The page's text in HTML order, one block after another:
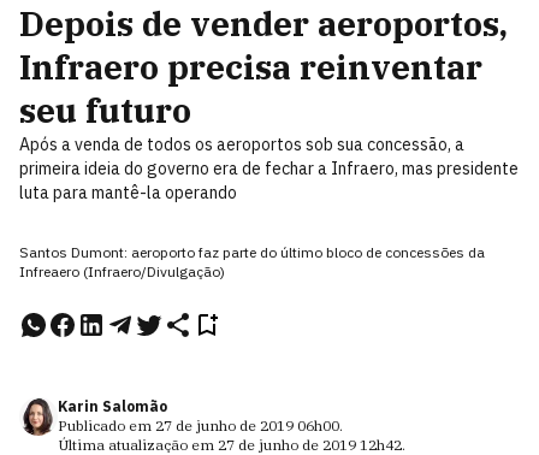
Depois de vender aeroportos,
Infraero precisa reinventar
seu futuro
Após a venda de todos os aeroportos sob sua concessão, a
primeira ideia do governo era de fechar a Infraero, mas presidente
luta para mantê-la operando
Santos Dumont: aeroporto faz parte do último bloco de concessões da
Infreaero (Infraero/Divulgação)
Karin Salomão
Publicado em 27 de junho de 2019 06h00.
Última atualização em 27 de junho de 2019 12h42.